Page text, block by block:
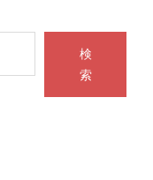
検
索